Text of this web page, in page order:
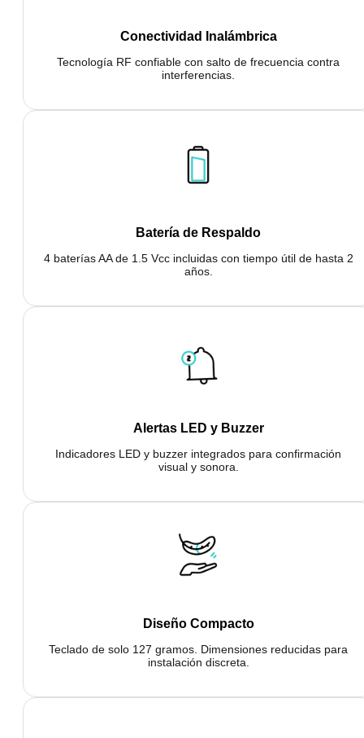
Conectividad Inalámbrica
Tecnología RF confiable con salto de frecuencia contra
interferencias.
Batería de Respaldo
4 baterías AA de 1.5 Vcc incluidas con tiempo útil de hasta 2
años.
Alertas LED y Buzzer
Indicadores LED y buzzer integrados para confirmación
visual y sonora.
Diseño Compacto
Teclado de solo 127 gramos. Dimensiones reducidas para
instalación discreta.